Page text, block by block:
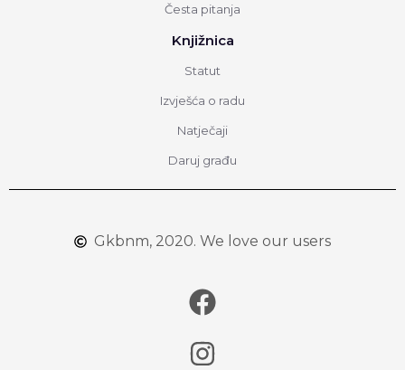
Česta pitanja
Knjižnica
Statut
Izvješća o radu
Natječaji
Daruj građu
Gkbnm, 2020. We love our users